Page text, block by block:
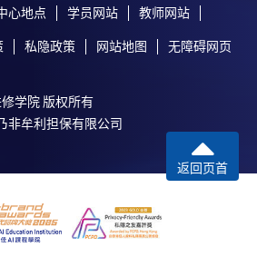
殊情况（例如课程因报名人数不足
、易办事、微信支付、支付宝、
网上付款）方式缴交之款项，将
用卡缴交之款项，退款将直接退还
的信用卡户口。
的学费外，个别课程或有其他额
络有关学科职员。
他人。一经取录，学员不得转读
心地点 学员网站 教师网站
私隐政策 网站地图 无障碍网页
学院 版权所有
非牟利担保有限公司
返回页首